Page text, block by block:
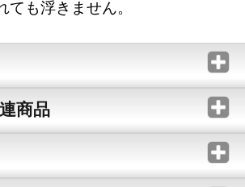
も浮きません。
商品